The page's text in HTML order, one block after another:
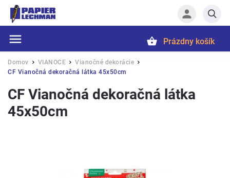
Prázdny košík
Domov / VIANOCE / Vianočné dekorácie /
CF Vianočná dekoračná látka 45x50cm
CF Vianočná dekoračná látka
45x50cm